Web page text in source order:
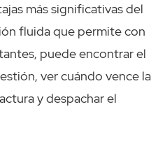
más significativas del
fluida que permite con
puede encontrar el
ver cuándo vence la
y despachar el